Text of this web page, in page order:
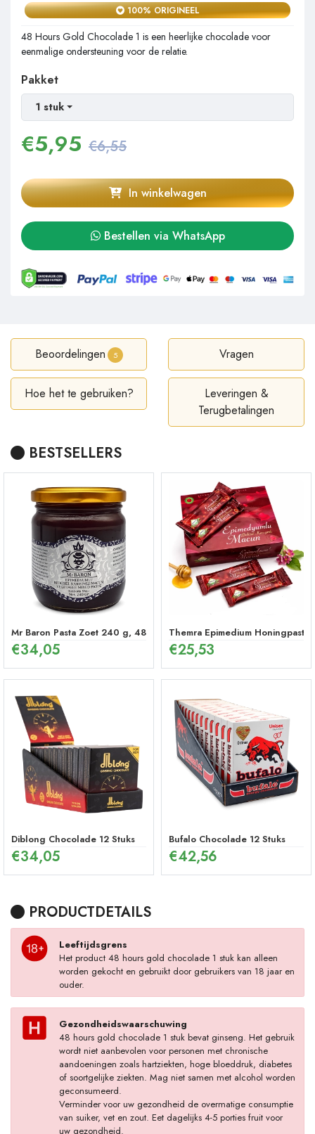
100% ORIGINEEL
48 Hours Gold Chocolade 1 is een heerlijke chocolade voor
eenmalige ondersteuning voor de relatie.
Pakket
1 stuk
€5,95 €6,55
In winkelwagen
Bestellen via WhatsApp
Beoordelingen 5 Vragen
Hoe het te gebruiken?
Leveringen &
Terugbetalingen
BESTSELLERS
Mr Baron Pasta Zoet 240 g, 48 Uur Effectieve Ginseng Pepermunt
€34,05
Themra Epimedium
€25,53
Diblong Chocolade 12 Stuks
€34,05
Bufalo Chocolade 12 Stuks
€42,56
PRODUCTDETAILS
Leeftijdsgrens
Het product 48 hours gold chocolade 1 stuk kan alleen
worden gekocht en gebruikt door gebruikers van 18 jaar en
ouder.
Gezondheidswaarschuwing
48 hours gold chocolade 1 stuk bevat ginseng. Het gebruik
wordt niet aanbevolen voor personen met chronische
aandoeningen zoals hartziekten, hoge bloeddruk, diabetes
of soortgelijke ziekten. Mag niet samen met alcohol worden
geconsumeerd.
Verminder voor uw gezondheid de overmatige consumptie
van suiker, vet en zout. Eet dagelijks 4-5 porties fruit voor
uw gezondheid.